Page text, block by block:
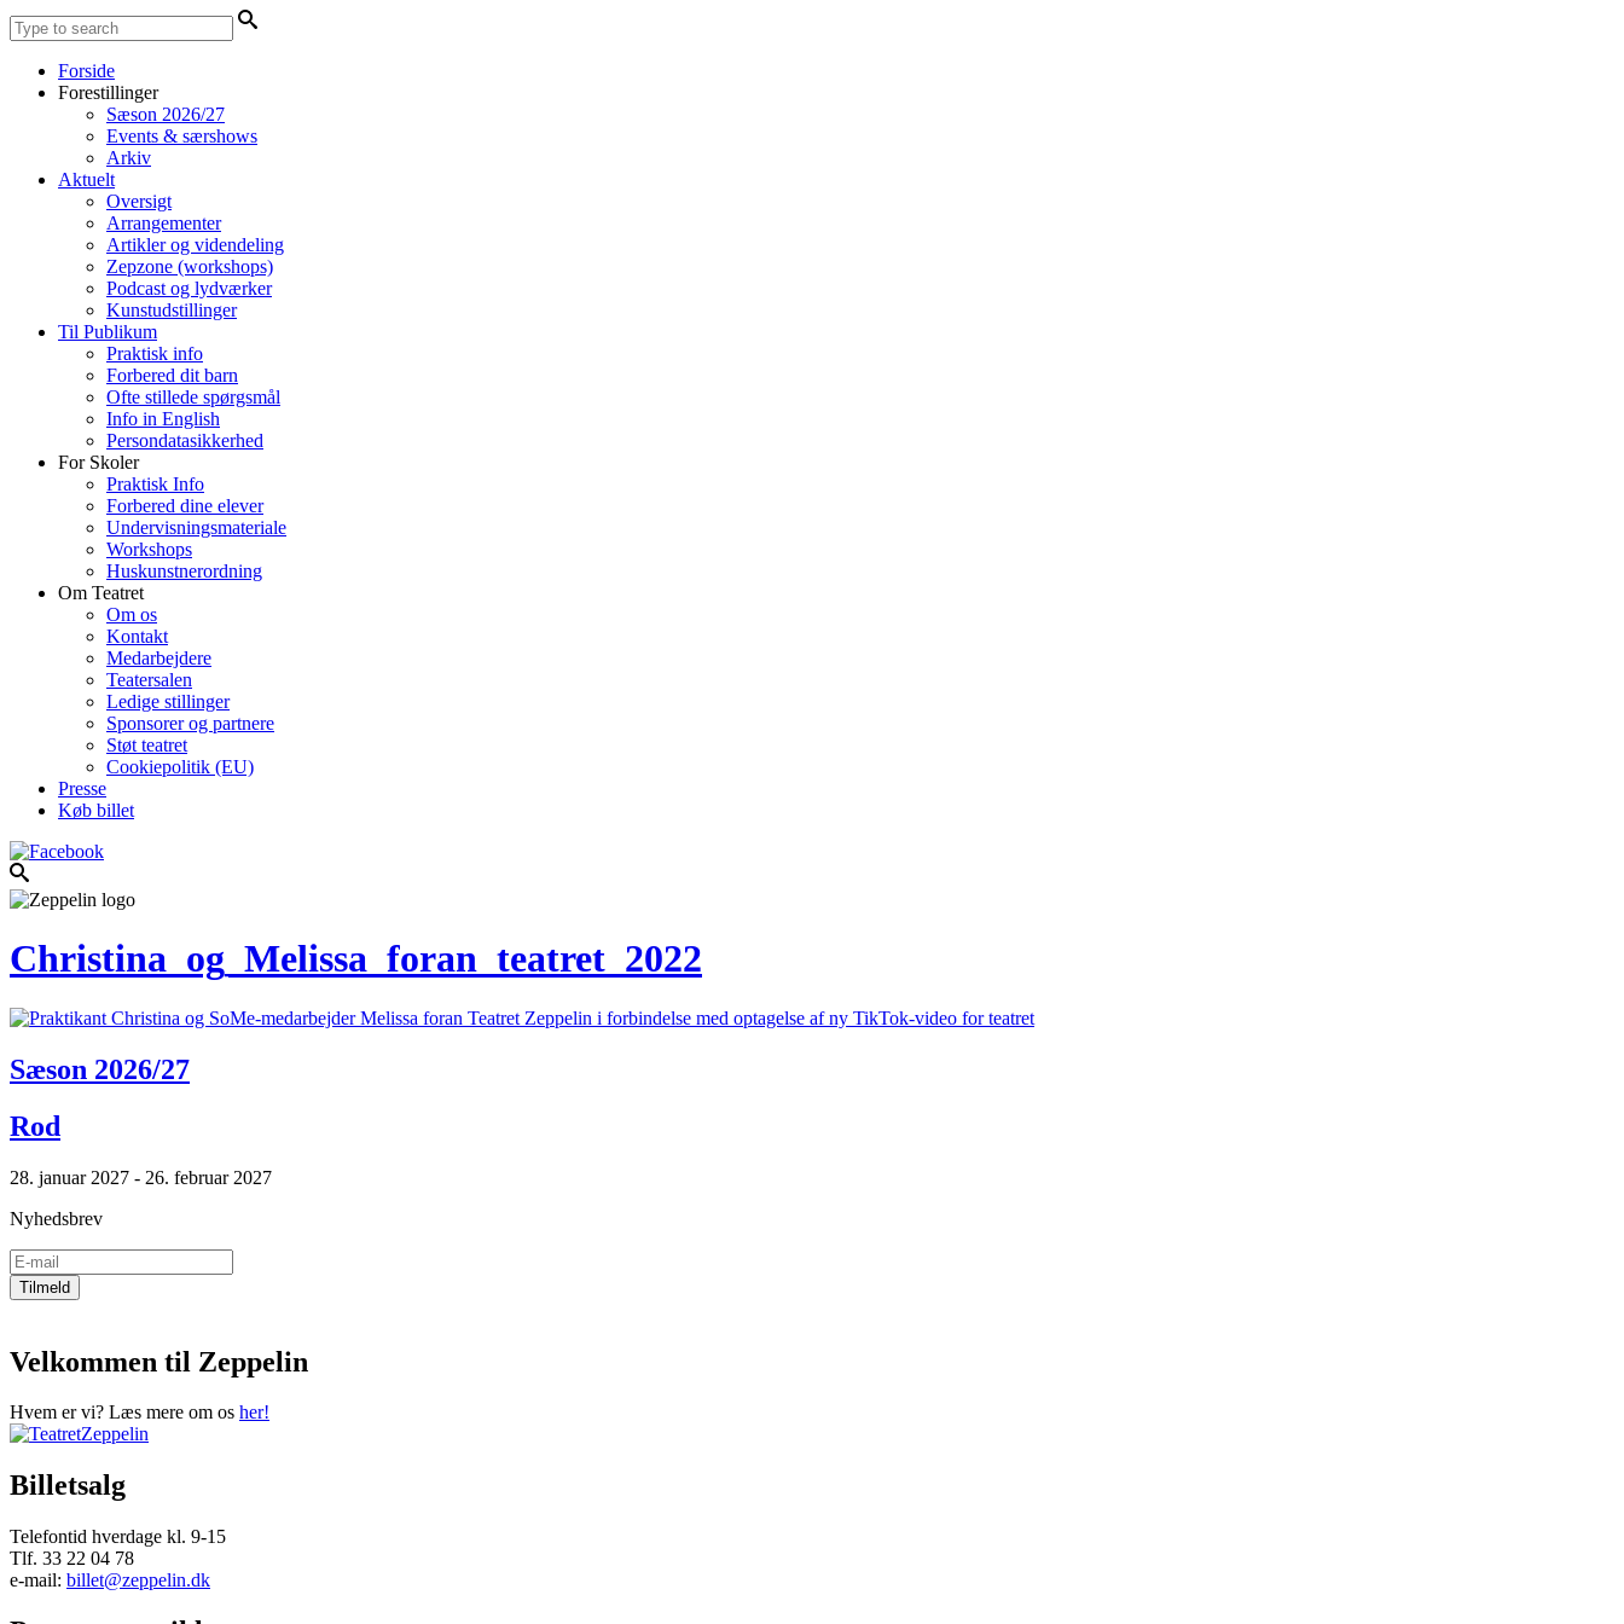
Forside
Forestillinger
Sæson 2026/27
Events & særshows
Arkiv
Aktuelt
Oversigt
Arrangementer
Artikler og videndeling
Zepzone (workshops)
Podcast og lydværker
Kunstudstillinger
Til Publikum
Praktisk info
Forbered dit barn
Ofte stillede spørgsmål
Info in English
Persondatasikkerhed
For Skoler
Praktisk Info
Forbered dine elever
Undervisningsmateriale
Workshops
Huskunstnerordning
Om Teatret
Om os
Kontakt
Medarbejdere
Teatersalen
Ledige stillinger
Sponsorer og partnere
Støt teatret
Cookiepolitik (EU)
Presse
Køb billet
Christina_og_Melissa_foran_teatret_2022
Sæson 2026/27
Rod
28. januar 2027 - 26. februar 2027
Nyhedsbrev
Velkommen til Zeppelin
Hvem er vi? Læs mere om os her!
Billetsalg
Telefontid hverdage kl. 9-15
Tlf. 33 22 04 78
e-mail: billet@zeppelin.dk